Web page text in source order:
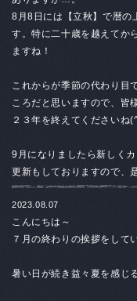
8月8日には【立秋】で暦の
す。特に二十歳を越えてか
ますね！
これからが季節の代わり目
ころだと思いますので、皆
２３年を終えてくださいね
9月になりましたら新しく
更新もしておりますので、
2023.08.07
こんにちは～
７月の終わりの挨拶をして
暑い日が続き益々夏を感じ